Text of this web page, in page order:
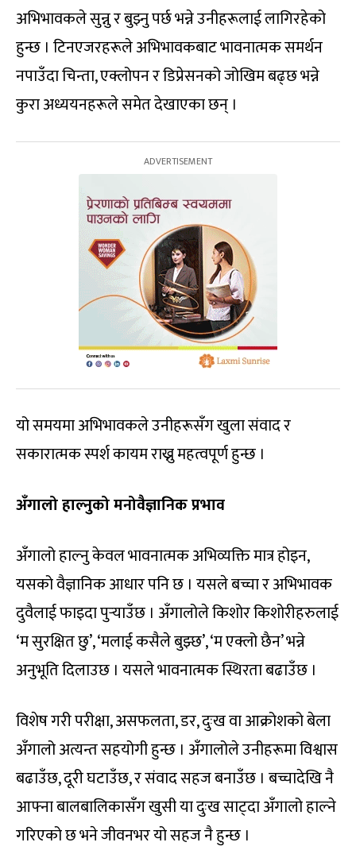
अभिभावकले सुन्नु र बुझ्नु पर्छ भन्ने उनीहरूलाई लागिरहेको
हुन्छ । टिनएजरहरूले अभिभावकबाट भावनात्मक समर्थन
नपाउँदा चिन्ता, एक्लोपन र डिप्रेसनको जोखिम बढ्छ भन्ने
कुरा अध्ययनहरूले समेत देखाएका छन् ।
यो समयमा अभिभावकले उनीहरूसँग खुला संवाद र
सकारात्मक स्पर्श कायम राख्नु महत्वपूर्ण हुन्छ ।
अँगालो हाल्नुको मनोवैज्ञानिक प्रभाव
अँगालो हाल्नु केवल भावनात्मक अभिव्यक्ति मात्र होइन,
यसको वैज्ञानिक आधार पनि छ । यसले बच्चा र अभिभावक
दुवैलाई फाइदा पुर्‍याउँछ । अँगालोले किशोर किशोरीहरुलाई
‘म सुरक्षित छु’, ‘मलाई कसैले बुझ्छ’, ‘म एक्लो छैन’ भन्ने
अनुभूति दिलाउछ । यसले भावनात्मक स्थिरता बढाउँछ ।
विशेष गरी परीक्षा, असफलता, डर, दुःख वा आक्रोशको बेला
अँगालो अत्यन्त सहयोगी हुन्छ । अँगालोले उनीहरूमा विश्वास
बढाउँछ, दूरी घटाउँछ, र संवाद सहज बनाउँछ । बच्चादेखि नै
आफ्ना बालबालिकासँग खुसी या दुःख साट्दा अँगालो हाल्ने
गरिएको छ भने जीवनभर यो सहज नै हुन्छ ।